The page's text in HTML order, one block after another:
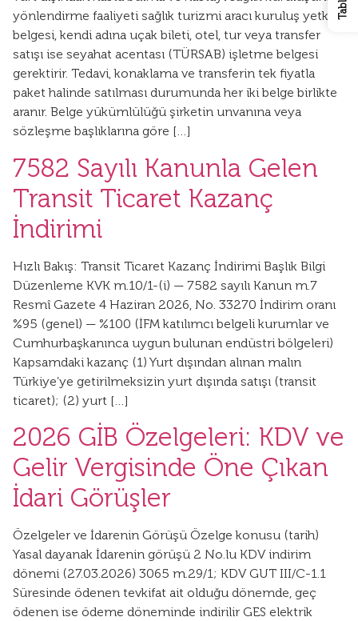
yönlendirme faaliyeti sağlık turizmi aracı kuruluş yetki
belgesi, kendi adına uçak bileti, otel, tur veya transfer
satışı ise seyahat acentası (TÜRSAB) işletme belgesi
gerektirir. Tedavi, konaklama ve transferin tek fiyatla
paket halinde satılması durumunda her iki belge birlikte
aranır. Belge yükümlülüğü şirketin unvanına veya
sözleşme başlıklarına göre […]
7582 Sayılı Kanunla Gelen
Transit Ticaret Kazanç
İndirimi
Hızlı Bakış: Transit Ticaret Kazanç İndirimi Başlık Bilgi
Düzenleme KVK m.10/1-(i) — 7582 sayılı Kanun m.7
Resmî Gazete 4 Haziran 2026, No. 33270 İndirim oranı
%95 (genel) — %100 (İFM katılımcı belgeli kurumlar ve
Cumhurbaşkanınca uygun bulunan endüstri bölgeleri)
Kapsamdaki kazanç (1) Yurt dışından alınan malın
Türkiye’ye getirilmeksizin yurt dışında satışı (transit
ticaret); (2) yurt […]
2026 GİB Özelgeleri: KDV ve
Gelir Vergisinde Öne Çıkan
İdari Görüşler
Özelgeler ve İdarenin Görüşü Özelge konusu (tarih)
Yasal dayanak İdarenin görüşü 2 No.lu KDV indirim
dönemi (27.03.2026) 3065 m.29/1; KDV GUT III/C-1.1
Süresinde ödenen tevkifat ait olduğu dönemde, geç
ödenen ise ödeme döneminde indirilir GES elektrik